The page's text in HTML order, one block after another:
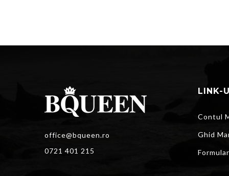
office@bqueen.ro
0721 401 215
LINK-
Contul
Ghid